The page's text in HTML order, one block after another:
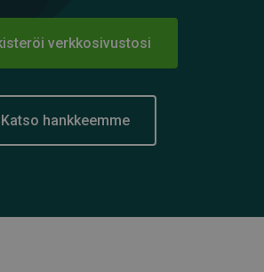
verkkosivustosi
Katso hankkeemme